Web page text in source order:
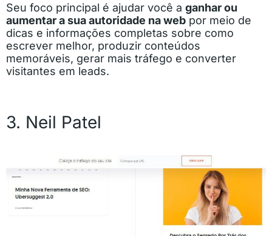
Seu foco principal é ajudar você a ganhar ou
aumentar a sua autoridade na web por meio de
dicas e informações completas sobre como
escrever melhor, produzir conteúdos
memoráveis, gerar mais tráfego e converter
visitantes em leads.
3. Neil Patel